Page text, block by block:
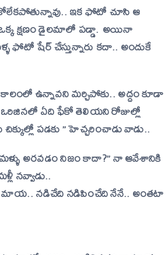
ఇక ఫోటో చూసి ఆ
ఒక్క క్షణం డైలమాలో పడ్డా. అయినా
షేర్ చేస్తున్నారు కదా.. అందుకే
Ai కాలంలో ఉన్నావని మర్చిపోకు.. అద్దం కూడా
ఒరిజినలో ఏది ఫేకో తెలియని రోజుల్లో
పడకు ” హెచ్చరించాడు వాడు..
అరవడం నిజం కాదా?” నా ఆవేశానికి
నవ్వాడు..
మాయ.. నడిచేది నడిపించేది నేనే.. అంతటా